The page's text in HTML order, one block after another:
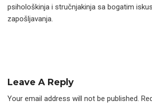
psihološkinja i stručnjakinja sa bogatim
zapošljavanja.
Leave A Reply
Your email address will not be published.